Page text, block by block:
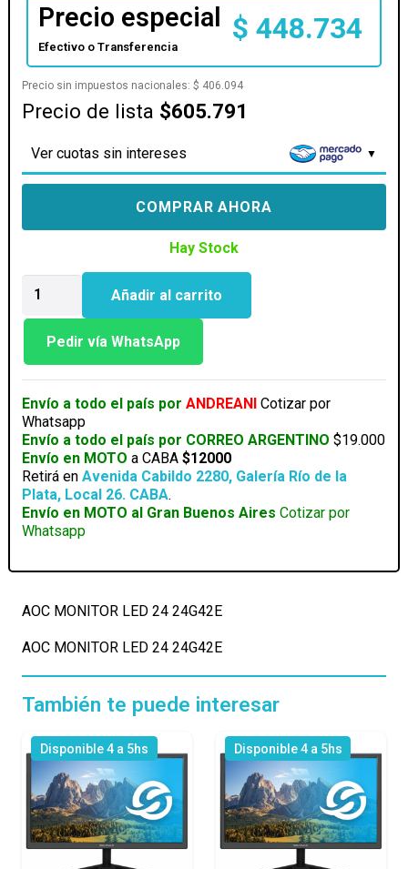
Precio especial
Efectivo o Transferencia
$ 448.734
Precio sin impuestos nacionales:$ 406.094
Precio de lista $605.791
Ver cuotas sin intereses
COMPRAR AHORA
Hay Stock
MONITOR
LED
Añadir al carrito
Pedir vía WhatsApp
Envío a todo el país por ANDREANI Cotizar por
Whatsapp
Envío a todo el país por CORREO ARGENTINO $19.000
Envío en MOTO a CABA$12000
Retirá enAvenida Cabildo 2280, Galería Río de la
Plata, Local 26. CABA.
Envío en MOTO al Gran Buenos Aires Cotizar por
Whatsapp
AOC MONITOR LED 24 24G42E
AOC MONITOR LED 24 24G42E
También te puede interesar
Disponible 4 a 5hs Disponible 4 a 5hs